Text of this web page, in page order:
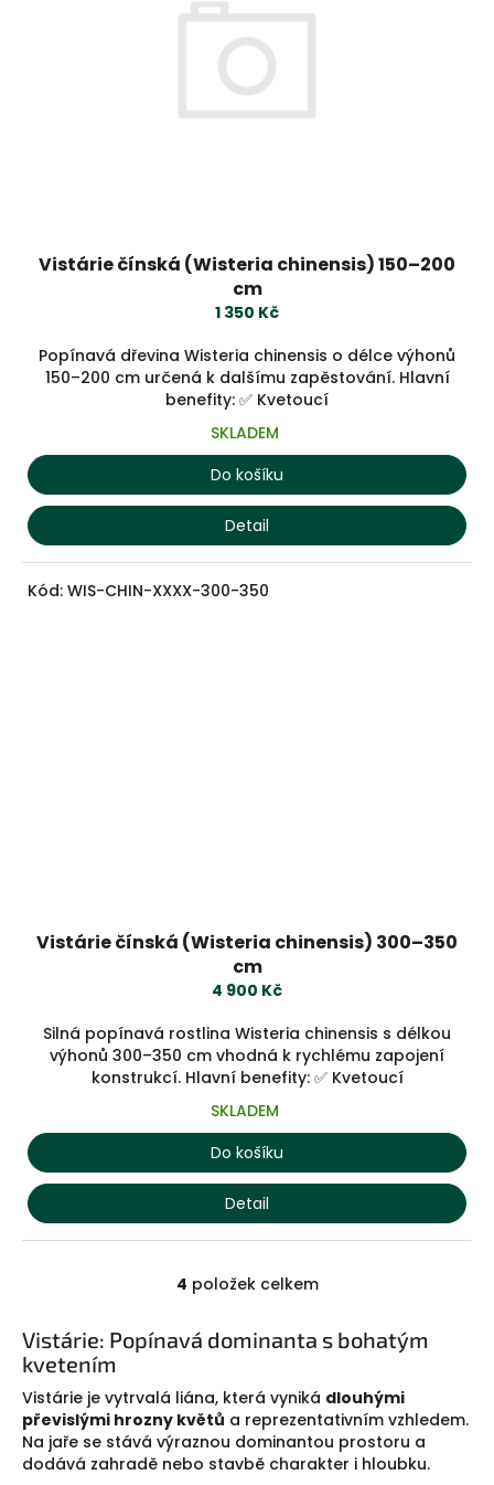
Vistárie čínská (Wisteria chinensis) 150–200
cm
1 350 Kč
Popínavá dřevina Wisteria chinensis o délce výhonů
150–200 cm určená k dalšímu zapěstování. Hlavní
benefity: ✅ Kvetoucí
SKLADEM
Do košíku
Detail
hodnocení
produktu
je
z
5
hvězdiček.
Vistárie čínská (Wisteria chinensis) 300–350
cm
4 900 Kč
Silná popínavá rostlina Wisteria chinensis s délkou
výhonů 300–350 cm vhodná k rychlému zapojení
konstrukcí. Hlavní benefity: ✅ Kvetoucí
SKLADEM
Do košíku
Detail
Kód: WIS-CHIN-XXXX-300-350
O
l
á
a
c
í
p
4 položek celkem
Vistárie: Popínavá dominanta s bohatým
kvetením
Vistárie je vytrvalá liána, která vyniká dlouhými
převislými hrozny květů a reprezentativním vzhledem.
Na jaře se stává výraznou dominantou prostoru a
dodává zahradě nebo stavbě charakter i hloubku.